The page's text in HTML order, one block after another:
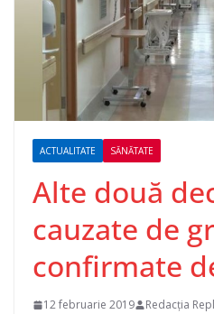
ACTUALITATE SĂNĂTATE
Alte două
cauzate de
confirmate
12 februarie 2019 Redacția